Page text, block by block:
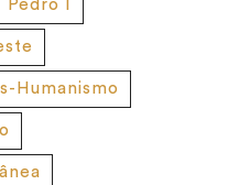
Pedro I
Humanismo